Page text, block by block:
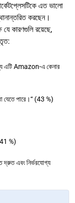
এত ভালো
করছেন।
যে কারণগুলি রয়েছে,
এটি Amazon-এ কেনার
যেতে পারে।“ (43 %)
%)
এবং নির্ভরযোগ্য